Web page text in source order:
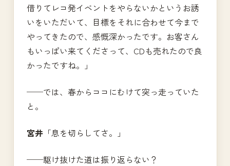
借りてレコ発イベントをやらないかというお誘
いをいただいて、目標をそれに合わせて今まで
やってきたので、感慨深かったです。お客さん
もいっぱい来てくださって、CDも売れたので良
かったですね。」
──では、春からココにむけて突っ走っていた
と。
宮井 「息を切らしてさ。」
──駆け抜けた道は振り返らない？